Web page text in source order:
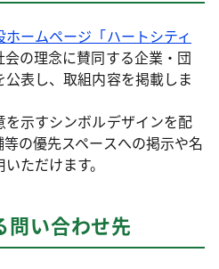
ホームページ「ハートシティ
の理念に賛同する企業・団
表し、取組内容を掲載しま
示すシンボルデザインを配
の優先スペースへの掲示や名
ただけます。
問い合わせ先